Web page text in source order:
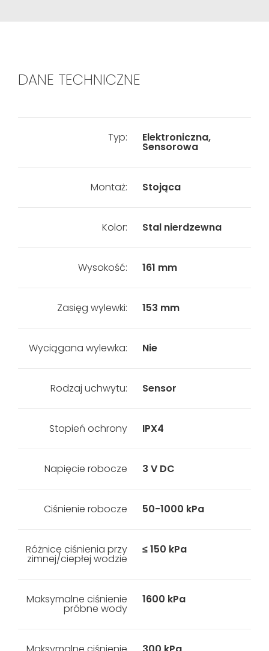
DANE TECHNICZNE
Typ: Elektroniczna,
Sensorowa
Montaż: Stojąca
Kolor: Stal nierdzewna
Wysokość: 161 mm
Zasięg wylewki: 153 mm
Wyciągana wylewka: Nie
Rodzaj uchwytu: Sensor
Stopień ochrony IPX4
Napięcie robocze 3 V DC
Ciśnienie robocze 50-1000 kPa
Różnice ciśnienia przy
zimnej/ciepłej wodzie
≤ 150 kPa
Maksymalne ciśnienie
próbne wody
1600 kPa